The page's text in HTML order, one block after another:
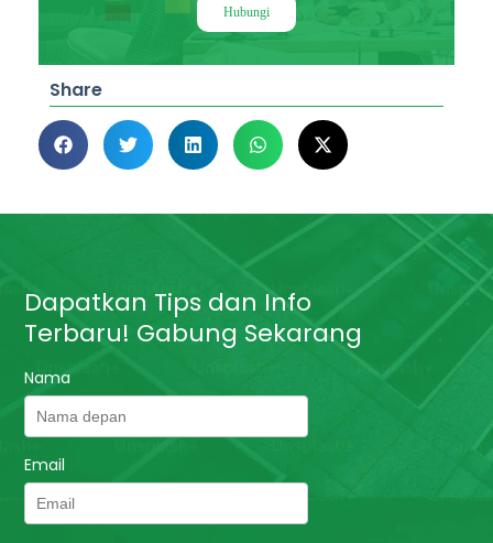
Hubungi
Share
Dapatkan Tips dan Info
Terbaru! Gabung Sekarang
Nama
Email